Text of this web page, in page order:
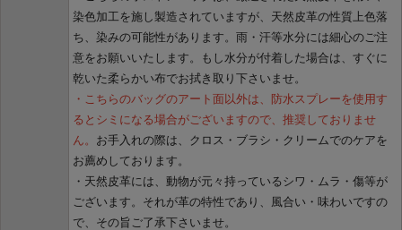
染色加工を施し製造されていますが、天然皮革の性質上色落
ち、染みの可能性があります。雨・汗等水分には細心のご注
意をお願いいたします。もし水分が付着した場合は、すぐに
乾いた柔らかい布でお拭き取り下さいませ。
・こちらのバッグのアート面以外は、防水スプレーを使用す
るとシミになる場合がございますので、推奨しておりませ
ん。
お手入れの際は、クロス・ブラシ・クリームでのケアを
お薦めしております。
・天然皮革には、動物が元々持っているシワ・ムラ・傷等が
ございます。それが革の特性であり、風合い・味わいですの
で、その旨ご了承下さいませ。